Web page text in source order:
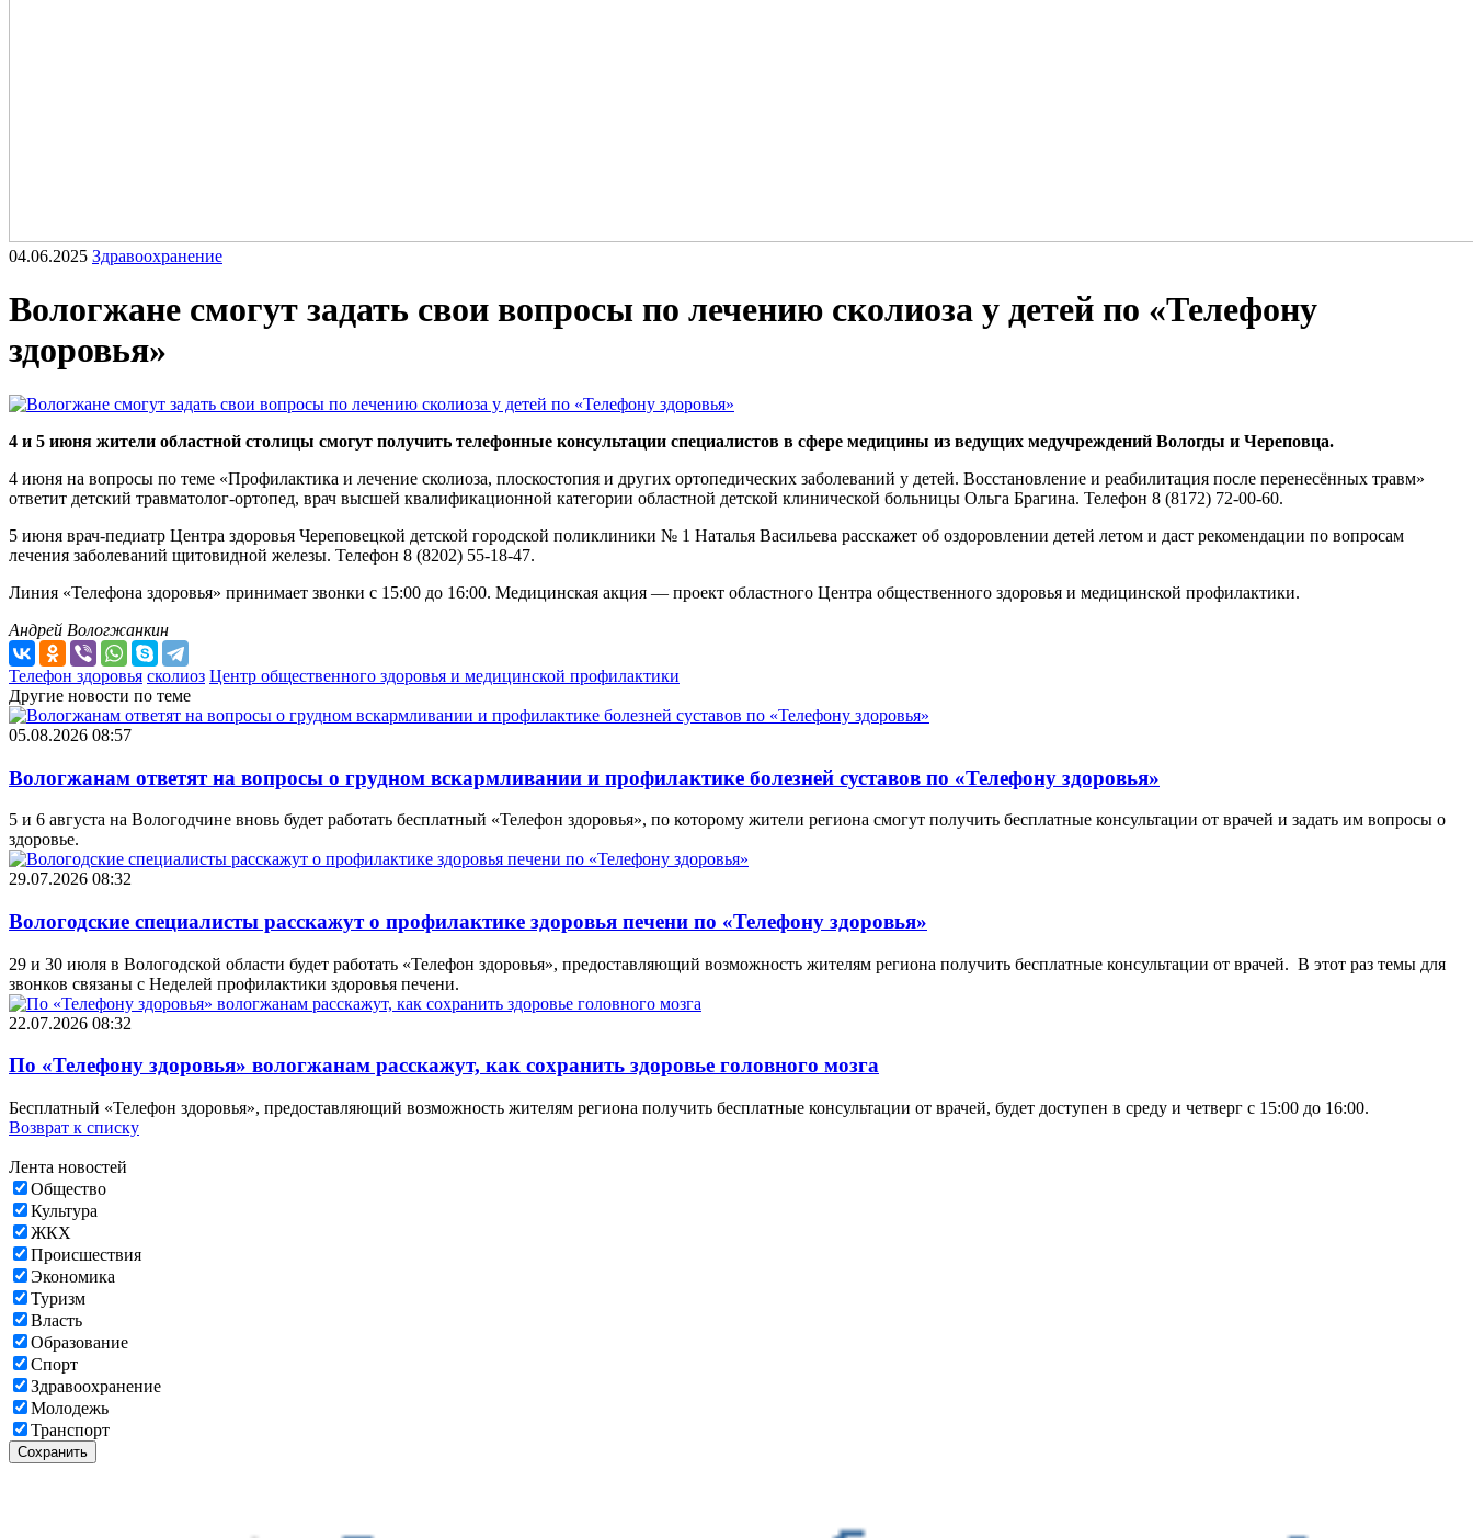
04.06.2025 Здравоохранение
Вологжане смогут задать свои вопросы по лечению сколиоза у детей по «Телефону
здоровья»
4 и 5 июня жители областной столицы смогут получить телефонные консультации специалистов в сфере медицины из ведущих медучреждений Вологды и Череповца.
4 июня на вопросы по теме «Профилактика и лечение сколиоза, плоскостопия и других ортопедических заболеваний у детей. Восстановление и реабилитация после перенесённых травм»
ответит детский травматолог-ортопед, врач высшей квалификационной категории областной детской клинической больницы Ольга Брагина. Телефон 8 (8172) 72-00-60.
5 июня врач-педиатр Центра здоровья Череповецкой детской городской поликлиники № 1 Наталья Васильева расскажет об оздоровлении детей летом и даст рекомендации по вопросам
лечения заболеваний щитовидной железы. Телефон 8 (8202) 55-18-47.
Линия «Телефона здоровья» принимает звонки с 15:00 до 16:00. Медицинская акция — проект областного Центра общественного здоровья и медицинской профилактики.
Андрей Вологжанкин
Телефон здоровья сколиоз Центр общественного здоровья и медицинской профилактики
Другие новости по теме
05.08.2026 08:57
Вологжанам ответят на вопросы о грудном вскармливании и профилактике болезней суставов по «Телефону здоровья»
5 и 6 августа на Вологодчине вновь будет работать бесплатный «Телефон здоровья», по которому жители региона смогут получить бесплатные консультации от врачей и задать им вопросы о
здоровье.
29.07.2026 08:32
Вологодские специалисты расскажут о профилактике здоровья печени по «Телефону здоровья»
29 и 30 июля в Вологодской области будет работать «Телефон здоровья», предоставляющий возможность жителям региона получить бесплатные консультации от врачей. В этот раз темы для
звонков связаны с Неделей профилактики здоровья печени.
22.07.2026 08:32
По «Телефону здоровья» вологжанам расскажут, как сохранить здоровье головного мозга
Бесплатный «Телефон здоровья», предоставляющий возможность жителям региона получить бесплатные консультации от врачей, будет доступен в среду и четверг с 15:00 до 16:00.
Возврат к списку
Лента новостей
Общество
Культура
ЖКХ
Происшествия
Экономика
Туризм
Власть
Образование
Спорт
Здравоохранение
Молодежь
Транспорт
Сохранить